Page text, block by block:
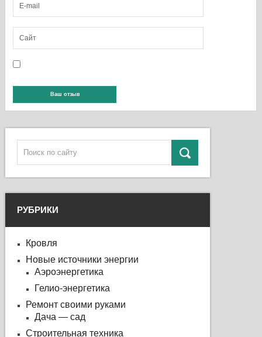
РУБРИКИ
Кровля
Новые источники энергии
Аэроэнергетика
Гелио-энергетика
Ремонт своими руками
Дача — сад
Строительная техника